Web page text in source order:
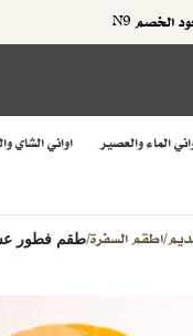
الماء والعصير اواني الشاي
/اطقم السفرة/طقم فطور